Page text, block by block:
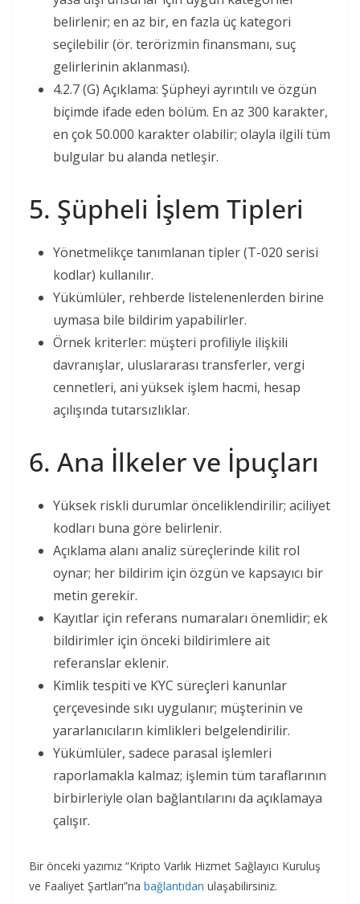
belirlenir; en az bir, en fazla üç kategori
seçilebilir (ör. terörizmin finansmanı, suç
gelirlerinin aklanması).
4.2.7 (G) Açıklama: Şüpheyi ayrıntılı ve özgün
biçimde ifade eden bölüm. En az 300 karakter,
en çok 50.000 karakter olabilir; olayla ilgili tüm
bulgular bu alanda netleşir.
5. Şüpheli İşlem Tipleri
Yönetmelikçe tanımlanan tipler (T-020 serisi
kodlar) kullanılır.
Yükümlüler, rehberde listelenenlerden birine
uymasa bile bildirim yapabilirler.
Örnek kriterler: müşteri profiliyle ilişkili
davranışlar, uluslararası transferler, vergi
cennetleri, ani yüksek işlem hacmi, hesap
açılışında tutarsızlıklar.
6. Ana İlkeler ve İpuçları
Yüksek riskli durumlar önceliklendirilir; aciliyet
kodları buna göre belirlenir.
Açıklama alanı analiz süreçlerinde kilit rol
oynar; her bildirim için özgün ve kapsayıcı bir
metin gerekir.
Kayıtlar için referans numaraları önemlidir; ek
bildirimler için önceki bildirimlere ait
referanslar eklenir.
Kimlik tespiti ve KYC süreçleri kanunlar
çerçevesinde sıkı uygulanır; müşterinin ve
yararlanıcıların kimlikleri belgelendirilir.
Yükümlüler, sadece parasal işlemleri
raporlamakla kalmaz; işlemin tüm taraflarının
birbirleriyle olan bağlantılarını da açıklamaya
çalışır.
Bir önceki yazımız “Kripto Varlık Hizmet Sağlayıcı Kuruluş
ve Faaliyet Şartları”na bağlantıdan ulaşabilirsiniz.